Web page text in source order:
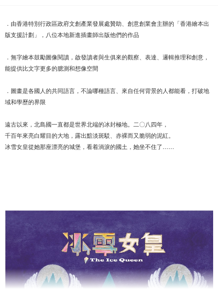
．由香港特別行政區政府文創產業發展處贊助、創意創業會主辦的「香港繪本出
版支援計劃」，八位本地新進插畫師出版他們的作品
．無字繪本鼓勵圖像閱讀，啟發讀者與生俱來的觀察、表達、邏輯推理和創意，
能提供比文字更多的臆測和想像空間
．圖畫是各國人的共同語言，不論哪種語言、來自任何背景的人都能看，打破地
域和學歷的界限
遠古以來，北島國一直都是世界北端的冰封極地。二〇八四年，
千百年來亮白耀目的大地，露出黯淡斑駁、赤裸而又脆弱的泥紅。
冰雪女皇從她那座漂亮的城堡，看着淌淚的國土，她坐不住了……